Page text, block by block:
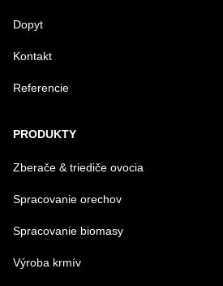
Odoslať
Dopyt
Kontakt
Referencie
PRODUKTY
Zberače & triediče ovocia
Spracovanie orechov
Spracovanie biomasy
Výroba krmív